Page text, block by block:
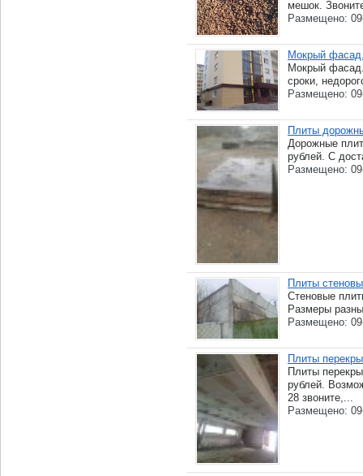
мешок.
Размещено:
Мокрый
Мокрый
сроки,
Размещено:
Плиты
Дорожные
рублей. С
Размещено:
Плиты
Стеновые
Размеры
Размещено:
Плиты
Плиты
рублей.
28 звоните,...
Размещено: